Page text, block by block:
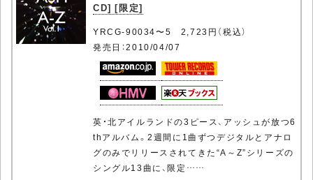
CD] [限定]
YRCG-90034〜5 2,723円（税込）
発売日：2010/04/07
英・北アイルランドの3ピース、アッシュが放つ6
thアルバム。2週間に1曲ずつデジタルとアナロ
グのみでリリースされてきた“A～Z”シリーズの
シングル13曲に、限定……